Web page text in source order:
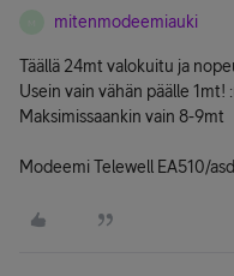
mitenmodeemiauki
Täällä 24mt valokuitu ja
Usein vain vähän päälle 1mt!
Maksimissaankin vain 8-9mt
Modeemi Telewell EA510/asdl